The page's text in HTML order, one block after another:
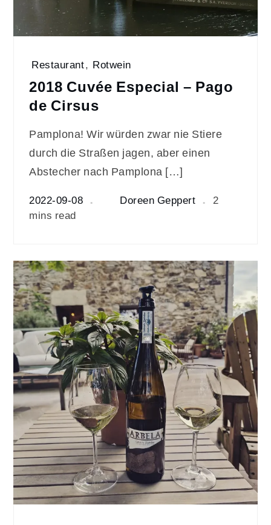
Restaurant, Rotwein
2018 Cuvée Especial – Pago
de Cirsus
Pamplona! Wir würden zwar nie Stiere
durch die Straßen jagen, aber einen
Abstecher nach Pamplona […]
2022-09-08 Doreen Geppert
2
mins read